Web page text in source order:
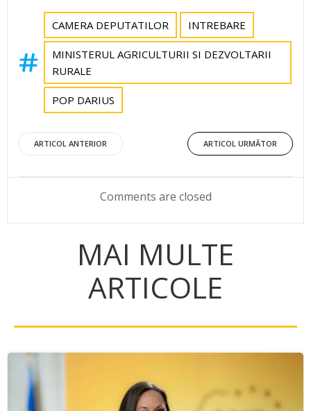
CAMERA DEPUTATILOR INTREBARE
MINISTERUL AGRICULTURII SI DEZVOLTARII
RURALE
POP DARIUS
Post
navigation
ARTICOL ANTERIOR
Post
navigation
ARTICOL URMĂTOR
Comments are closed
MAI MULTE
ARTICOLE